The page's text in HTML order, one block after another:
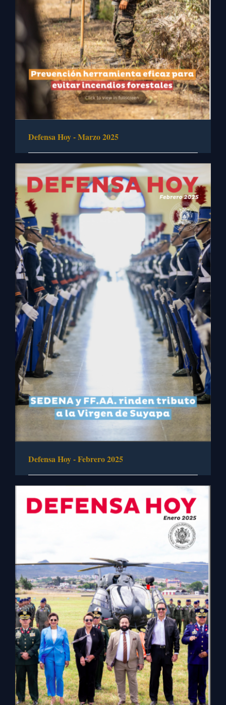
Defensa Hoy - Marzo 2025
Defensa Hoy - Febrero 2025